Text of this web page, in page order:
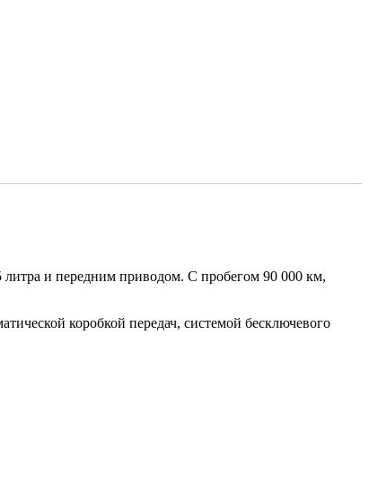
и передним приводом. С пробегом 90 000 км,
коробкой передач, системой бесключевого